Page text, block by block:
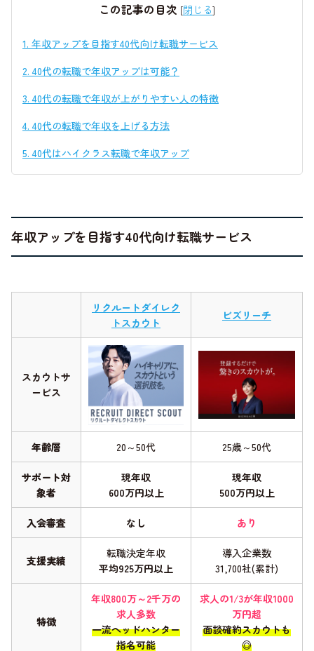
この記事の目次 [閉じる]
1. 年収アップを目指す40代向け転職サービス
2. 40代の転職で年収アップは可能？
3. 40代の転職で年収が上がりやすい人の特徴
4. 40代の転職で年収を上げる方法
5. 40代はハイクラス転職で年収アップ
年収アップを目指す40代向け転職サービス
リクルートダイレク
トスカウト
ビズリーチ
スカウトサ
ービス
年齢層 20～50代 25歳～50代
サポート対
象者
現年収
600万円以上
現年収
500万円以上
入会審査 なし あり
支援実績
転職決定年収
平均925万円以上
導入企業数
31,700社(累計)
特徴
年収800万～2千万の
求人多数
一流ヘッドハンター
指名可能
求人の1/3が年収1000
万円超
面談確約スカウトも
◎